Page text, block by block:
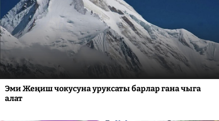
Эми Жеңиш чокусуна уруксаты барлар гана чыга
алат